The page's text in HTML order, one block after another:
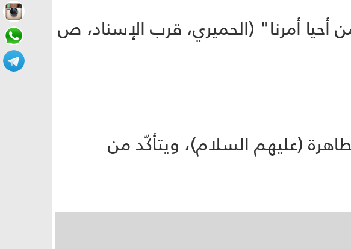
أحيا أمرنا" (الحميري، قرب الإسناد، ص
(عليهم السلام)، ويتأكّد من